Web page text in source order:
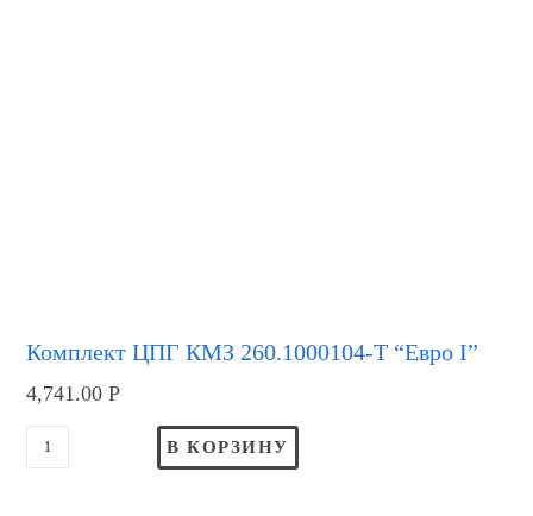
Комплект ЦПГ КМЗ 260.1000104-Т “Евро I”
4,741.00Р
В КОРЗИНУ